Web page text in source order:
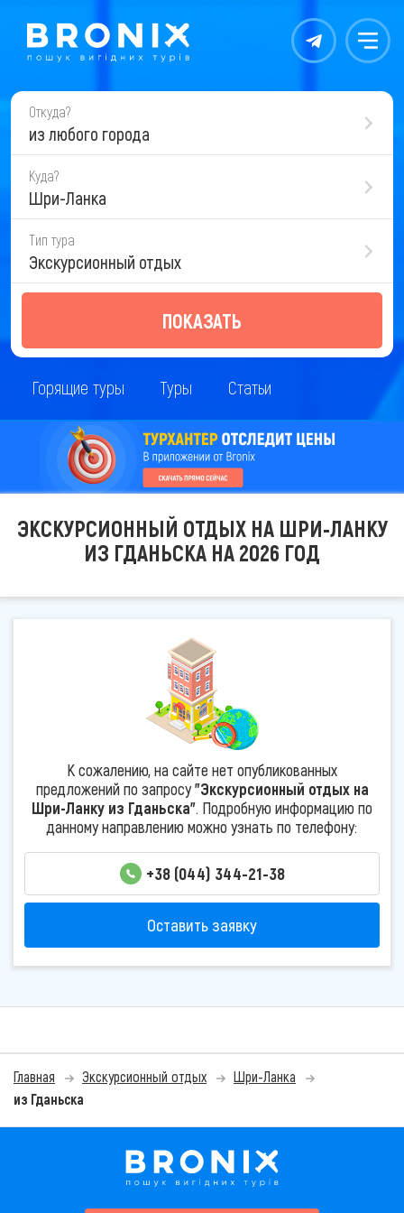
Контакты Меню
Откуда?
из любого города
Куда?
Шри-Ланка
Тип тура
Экскурсионный отдых
ПОКАЗАТЬ
Горящие туры Туры Статьи
ЭКСКУРСИОННЫЙ ОТДЫХ НА ШРИ-ЛАНКУ
ИЗ ГДАНЬСКА НА 2026 ГОД
К сожалению, на сайте нет опубликованных
предложений по запросу"Экскурсионный отдых на
Шри-Ланку из Гданьска". Подробную информацию по
данному направлению можно узнать по телефону:
+38 (044) 344-21-38
Оставить заявку
Главная Экскурсионный отдых
Шри-Ланка
из Гданьска